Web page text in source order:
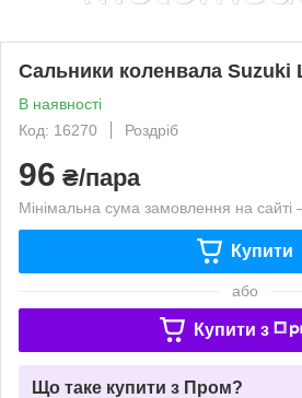
Сальники коленвала Suzuki
В наявності
Код: 16270
Роздріб
96 ₴/пара
Мінімальна сума замовлення на
Купити
або
Купити з
Що таке купити з Пром?